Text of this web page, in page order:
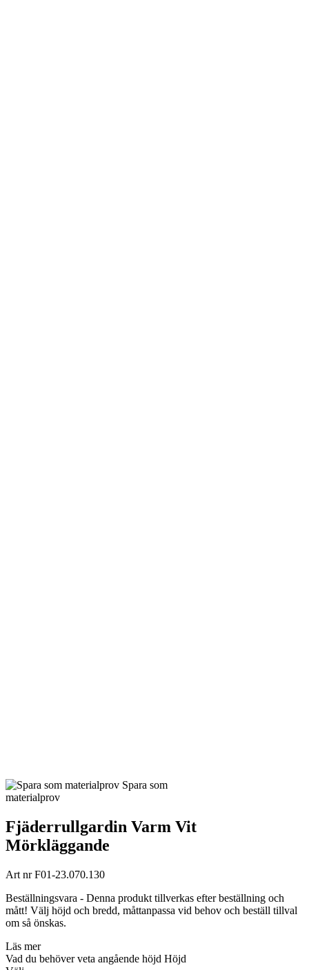
Spara som
materialprov
Fjäderrullgardin Varm Vit
Mörkläggande
Art nrF01-23.070.130
Beställningsvara - Denna produkt tillverkas efter beställning och
mått! Välj höjd och bredd, måttanpassa vid behov och beställ tillval
om så önskas.
Läs mer
Vad du behöver veta angående höjd Höjd